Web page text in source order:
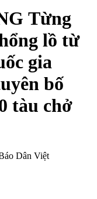
Từng
lồ từ
gia
bố
tàu chở
Dân Việt